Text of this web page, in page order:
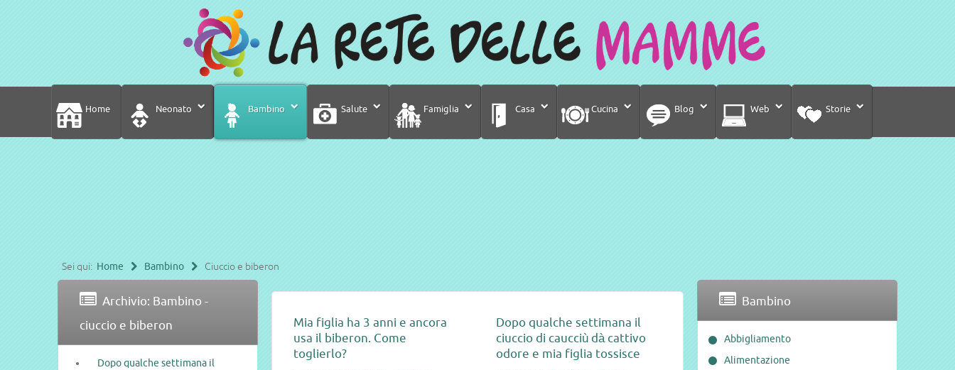
Home Neonato Bambino Salute Famiglia Casa Cucina Blog Web Storie
Sei qui: Home Bambino Ciuccio e biberon
Mia figlia ha 3 anni e ancora
usa il biberon. Come
toglierlo?
Dopo qualche settimana il
ciuccio di caucciù dà cattivo
odore e mia figlia tossisce
Archivio: Bambino -
ciuccio e biberon
Dopo qualche settimana il
Bambino
Abbigliamento
Alimentazione